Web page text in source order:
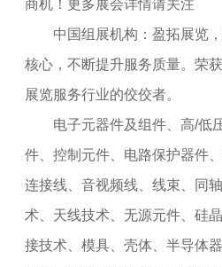
商机！更多展会详情请关注
中国组展机构：盈拓展览，
核心，不断提升服务质量。荣
展览服务行业的佼佼者。
电子元器件及组件、高/低
件、控制元件、电路保护器件
连接线、音视频线、线束、同
术、天线技术、无源元件、硅
接技术、模具、壳体、半导体